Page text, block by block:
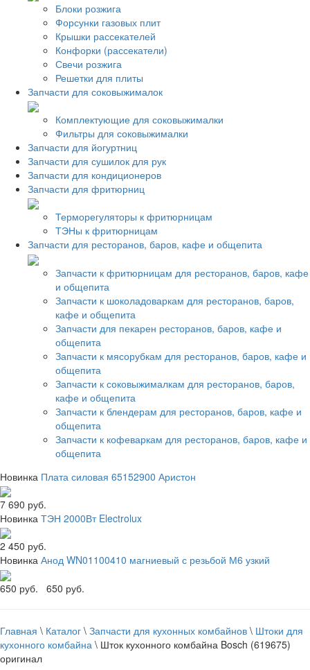
Блоки розжига
Форсунки газовых плит
Крышки рассекателей
Конфорки (рассекатели)
Свечи розжига
Решетки для плиты
Запчасти для соковыжималок
Комплектующие для соковыжималки
Фильтры для соковыжималки
Запчасти для йогуртниц
Запчасти для сушилок для рук
Запчасти для кондиционеров
Запчасти для фритюрниц
Терморегуляторы к фритюрницам
ТЭНы к фритюрницам
Запчасти для ресторанов, баров, кафе и общепита
Запчасти к фритюрницам для ресторанов, баров, кафе
и общепита
Запчасти к шоколадоваркам для ресторанов, баров,
кафе и общепита
Запчасти для пекарен ресторанов, баров, кафе и
общепита
Запчасти к мясорубкам для ресторанов, баров, кафе и
общепита
Запчасти к соковыжималкам для ресторанов, баров,
кафе и общепита
Запчасти к блендерам для ресторанов, баров, кафе и
общепита
Запчасти к кофеваркам для ресторанов, баров, кафе и
общепита
Новинка Плата силовая 65152900 Аристон
7 690 руб.
Новинка ТЭН 2000Вт Electrolux
2 450 руб.
Новинка Анод WN01100410 магниевый с резьбой М6 узкий
650 руб. 650 руб.
Главная \ Каталог \ Запчасти для кухонных комбайнов \ Штоки для
кухонного комбайна \ Шток кухонного комбайна Bosch (619675)
оригинал